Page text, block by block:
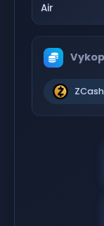
Air